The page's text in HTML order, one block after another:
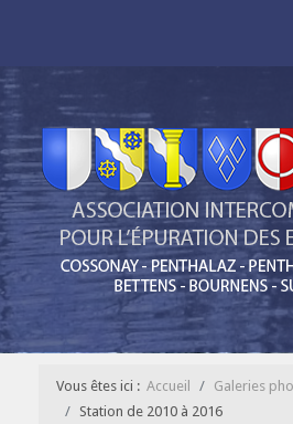
Vous êtes ici : Accueil
Galeries
Station de 2010 à 2016